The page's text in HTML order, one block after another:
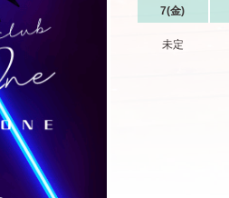
7(金)
未定